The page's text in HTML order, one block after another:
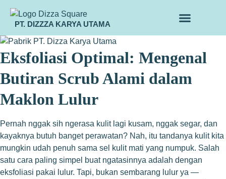
PT. DIZZZA KARYA UTAMA
Eksfoliasi Optimal: Mengenal
Butiran Scrub Alami dalam
Maklon Lulur
Pernah nggak sih ngerasa kulit lagi kusam, nggak segar, dan
kayaknya butuh banget perawatan? Nah, itu tandanya kulit kita
mungkin udah penuh sama sel kulit mati yang numpuk. Salah
satu cara paling simpel buat ngatasinnya adalah dengan
eksfoliasi pakai lulur. Tapi, bukan sembarang lulur ya —